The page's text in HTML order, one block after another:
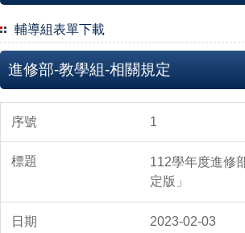
輔導組表單下載
進修部-教學組-相關規定
1
112學年度進修
定版」
2023-02-03